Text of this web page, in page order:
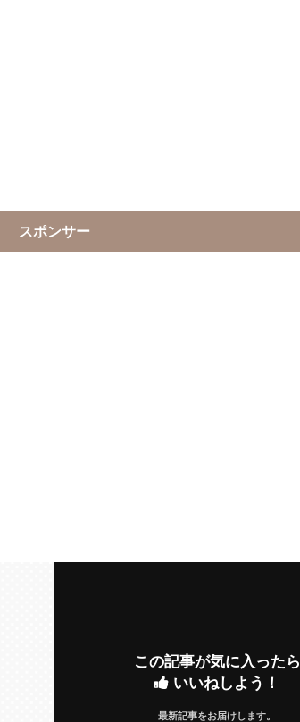
スポンサー
この記事が気に入ったら
いいねしよう！
最新記事をお届けします。